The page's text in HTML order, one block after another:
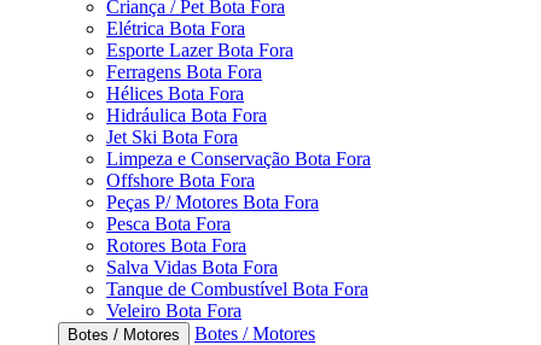
Criança / Pet Bota Fora
Elétrica Bota Fora
Esporte Lazer Bota Fora
Ferragens Bota Fora
Hélices Bota Fora
Hidráulica Bota Fora
Jet Ski Bota Fora
Limpeza e Conservação Bota Fora
Offshore Bota Fora
Peças P/ Motores Bota Fora
Pesca Bota Fora
Rotores Bota Fora
Salva Vidas Bota Fora
Tanque de Combustível Bota Fora
Veleiro Bota Fora
Botes / Motores
Botes / Motores